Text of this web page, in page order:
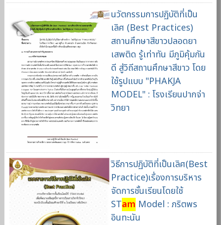
นวัตกรรมการปฏิบัติที่เป็น
เลิศ (Best Practices)
สถานศึกษาสีขาวปลอดยา
เสพติด รู้เท่าทัน มีภูมิคุ้มกัน
ดี สู่วิถีสถานศึกษาสีขาว โดย
ใช้รูปแบบ "PHAKJA
MODEL" : โรงเรียนปากจ่า
วิทยา
วิธีการปฏิบัติที่เป็นเลิศ(Best
Practice)เรื่องการบริหาร
จัดการชั้นเรียนโดยใช้
STam Model : ภริตพร
อินทะนัน